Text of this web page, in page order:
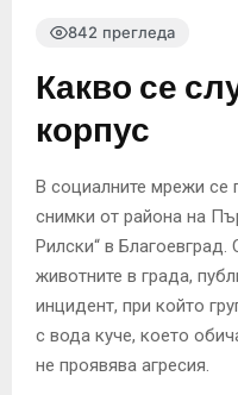
842 прегледа
Какво се
корпус
В социалните мрежи се
снимки от района на
Рилски“ в Благоевград.
животните в града,
инцидент, при който
с вода куче, което
не проявява агресия.